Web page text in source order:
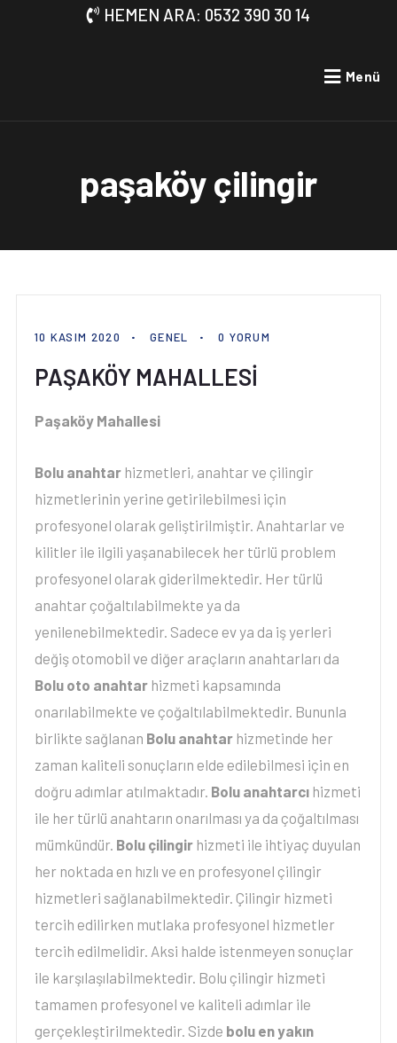
HEMEN ARA: 0532 390 30 14
Menü
paşaköy çilingir
10 KASIM 2020 GENEL 0 YORUM
PAŞAKÖY MAHALLESİ
Paşaköy Mahallesi
Bolu anahtarhizmetleri, anahtar ve çilingir
hizmetlerinin yerine getirilebilmesi için
profesyonel olarak geliştirilmiştir. Anahtarlar ve
kilitler ile ilgili yaşanabilecek her türlü problem
profesyonel olarak giderilmektedir. Her türlü
anahtar çoğaltılabilmekte ya da
yenilenebilmektedir. Sadece ev ya da iş yerleri
değiş otomobil ve diğer araçların anahtarları da
Bolu oto anahtarhizmeti kapsamında
onarılabilmekte ve çoğaltılabilmektedir. Bununla
birlikte sağlanan Bolu anahtarhizmetinde her
zaman kaliteli sonuçların elde edilebilmesi için en
doğru adımlar atılmaktadır. Bolu anahtarcıhizmeti
ile her türlü anahtarın onarılması ya da çoğaltılması
mümkündür. Bolu çilingir hizmeti ile ihtiyaç duyulan
her noktada en hızlı ve en profesyonel çilingir
hizmetleri sağlanabilmektedir. Çilingir hizmeti
tercih edilirken mutlaka profesyonel hizmetler
tercih edilmelidir. Aksi halde istenmeyen sonuçlar
ile karşılaşılabilmektedir. Bolu çilingir hizmeti
tamamen profesyonel ve kaliteli adımlar ile
gerçekleştirilmektedir. Sizde bolu en yakın